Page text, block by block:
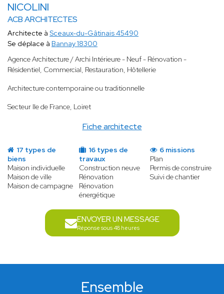
NICOLINI
ACB ARCHITECTES
Fiche architecte
Architecte à Sceaux-du-Gâtinais 45490
Se déplace à Bannay 18300
Agence Architecture / Archi Intérieure - Neuf - Rénovation -
Résidentiel, Commercial, Restauration, Hôtellerie
Architecture contemporaine ou traditionnelle
Secteur Ile de France, Loiret
17 types de
biens
Maison individuelle
Maison de ville
Maison de campagne
16 types de
travaux
Construction neuve
Rénovation
Rénovation
énergétique
6 missions
Plan
Permis de construire
Suivi de chantier
ENVOYER UN MESSAGE
Réponse sous 48 heures
Ensemble